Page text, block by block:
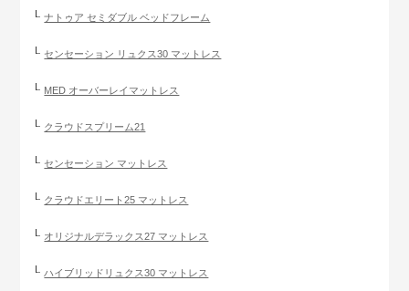
ナトゥア セミダブル ベッドフレーム
センセーション リュクス30 マットレス
MED オーバーレイマットレス
クラウドスプリーム21
センセーション マットレス
クラウドエリート25 マットレス
オリジナルデラックス27 マットレス
ハイブリッドリュクス30 マットレス